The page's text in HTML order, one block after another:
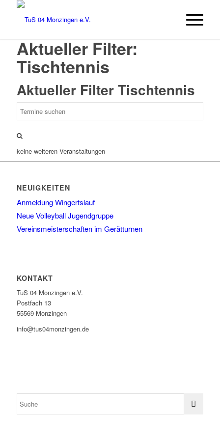
Aktueller Filter:
Tischtennis
Aktueller Filter Tischtennis
keine weiteren Veranstaltungen
NEUIGKEITEN
Anmeldung Wingertslauf
Neue Volleyball Jugendgruppe
Vereinsmeisterschaften im Gerätturnen
KONTAKT
TuS 04 Monzingen e.V.
Postfach 13
55569 Monzingen
info@tus04monzingen.de